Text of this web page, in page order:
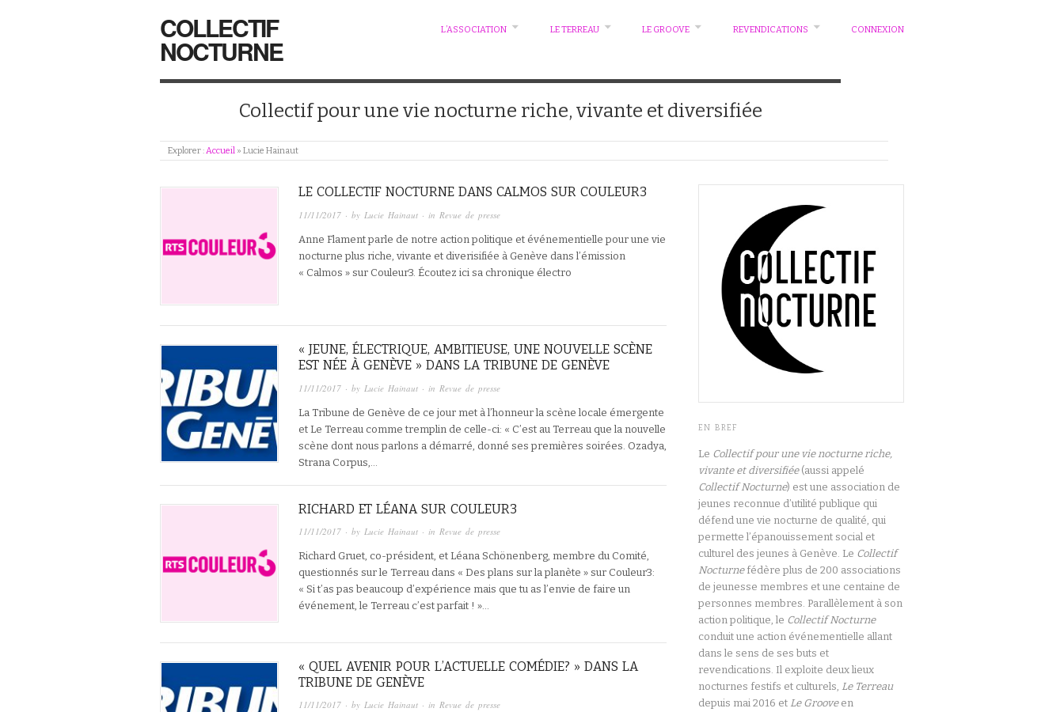
COLLECTIF
NOCTURNE
L’ASSOCIATION LE TERREAU LE GROOVE REVENDICATIONS CONNEXION
Collectif pour une vie nocturne riche, vivante et diversifiée
Explorer :Accueil » Lucie Hainaut
LE COLLECTIF NOCTURNE DANS CALMOS SUR COULEUR3
11/11/2017 · by Lucie Hainaut · in Revue de presse
Anne Flament parle de notre action politique et événementielle pour une vie
nocturne plus riche, vivante et diverisifiée à Genève dans l’émission
« Calmos » sur Couleur3. Écoutez ici sa chronique électro
« JEUNE, ÉLECTRIQUE, AMBITIEUSE, UNE NOUVELLE SCÈNE
EST NÉE À GENÈVE » DANS LA TRIBUNE DE GENÈVE
11/11/2017 · by Lucie Hainaut · in Revue de presse
La Tribune de Genève de ce jour met à l’honneur la scène locale émergente
et Le Terreau comme tremplin de celle-ci: « C’est au Terreau que la nouvelle
scène dont nous parlons a démarré, donné ses premières soirées. Ozadya,
Strana Corpus,…
RICHARD ET LÉANA SUR COULEUR3
11/11/2017 · by Lucie Hainaut · in Revue de presse
Richard Gruet, co-président, et Léana Schönenberg, membre du Comité,
questionnés sur le Terreau dans « Des plans sur la planète » sur Couleur3:
« Si t’as pas beaucoup d’expérience mais que tu as l’envie de faire un
événement, le Terreau c’est parfait ! »…
« QUEL AVENIR POUR L’ACTUELLE COMÉDIE? » DANS LA
TRIBUNE DE GENÈVE
11/11/2017 · by Lucie Hainaut · in Revue de presse
EN BREF
Le Collectif pour une vie nocturne riche,
vivante et diversifiée (aussi appelé
Collectif Nocturne) est une association de
jeunes reconnue d’utilité publique qui
défend une vie nocturne de qualité, qui
permette l’épanouissement social et
culturel des jeunes à Genève. Le Collectif
Nocturnefédère plus de 200 associations
de jeunesse membres et une centaine de
personnes membres. Parallèlement à son
action politique, le Collectif Nocturne
conduit une action événementielle allant
dans le sens de ses buts et
revendications. Il exploite deux lieux
nocturnes festifs et culturels, Le Terreau
depuis mai 2016 et Le Grooveen